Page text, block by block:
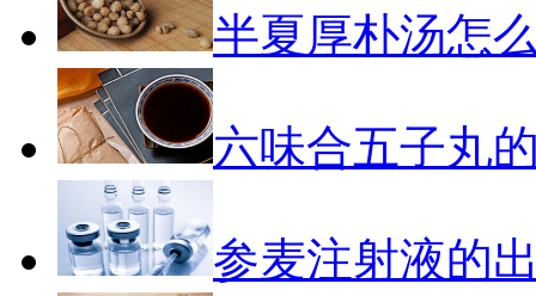
半夏厚朴汤怎
六味合五子丸
参麦注射液的